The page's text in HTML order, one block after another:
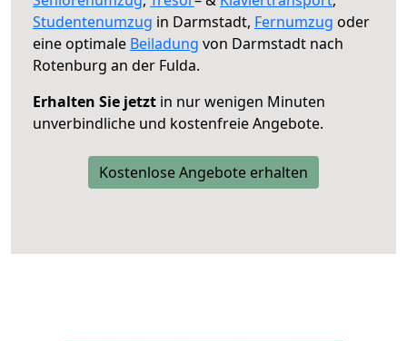
Studentenumzug in Darmstadt, Fernumzug oder
eine optimale Beiladung von Darmstadt nach
Rotenburg an der Fulda.
Erhalten Sie jetzt in nur wenigen Minuten
unverbindliche und kostenfreie Angebote.
Kostenlose Angebote erhalten